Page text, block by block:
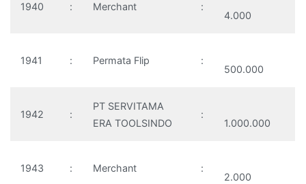
1940 : Merchant :
4.000
1941 : Permata Flip :
500.000
1942 :
PT SERVITAMA
ERA TOOLSINDO
:
1.000.000
1943 : Merchant :
2.000